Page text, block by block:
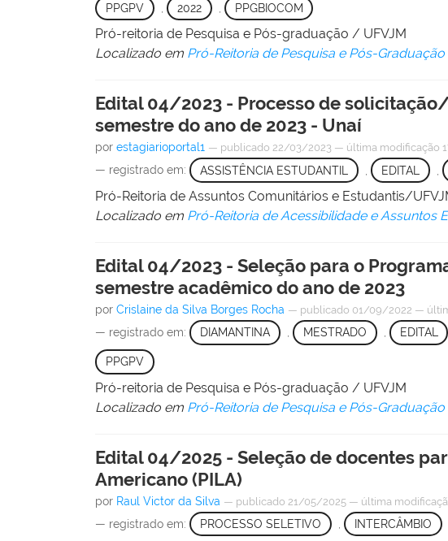
PPGPV 2022 PPGBIOCOM
Pró-reitoria de Pesquisa e Pós-graduação / UFVJM
Localizado em Pró-Reitoria de Pesquisa e Pós-Graduação
Edital 04/2023 - Processo de
semestre do ano de 2023 - Unaí
porestagiarioportal1 — publicado 22/03/2023 — última modificação
— registrado em: ASSISTÊNCIA ESTUDANTIL EDITAL
Pró-Reitoria de Assuntos Comunitários e Estudantis/
Localizado em Pró-Reitoria de Acessibilidade e Assuntos
Edital 04/2023 - Seleção para o
semestre acadêmico do ano de 2023
porCrislaine da Silva Borges Rocha — publicado 01/09/2022 —
— registrado em: DIAMANTINA , MESTRADO , EDITAL
PPGPV
Pró-reitoria de Pesquisa e Pós-graduação / UFVJM
Localizado em Pró-Reitoria de Pesquisa e Pós-Graduação
Edital 04/2025 - Seleção de docentes
Americano (PILA)
por Raul Victor da Silva — publicado 21/05/2025 — última
— registrado em: PROCESSO SELETIVO INTERCÂMBIO